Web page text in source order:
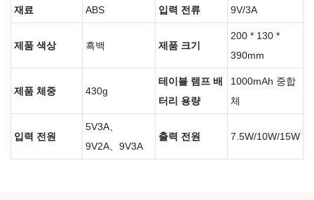
재료 ABS 입력 전류 9V/3A
제품 색상 흑백 제품 크기
200 * 130 *
390mm
제품 체중 430g
테이블 램프 배
터리 용량
1000mAh 중합
체
입력 전원
5V3A、
9V2A、9V3A
출력 전원 7.5W/10W/15W